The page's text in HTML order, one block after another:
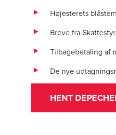
Højesterets
Breve fra
Tilbagebetaling af
De nye
HENT